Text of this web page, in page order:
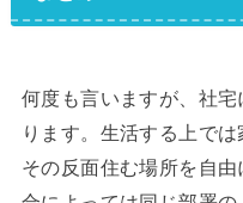
何度も言いますが、社
ります。生活する上で
その反面住む場所を自